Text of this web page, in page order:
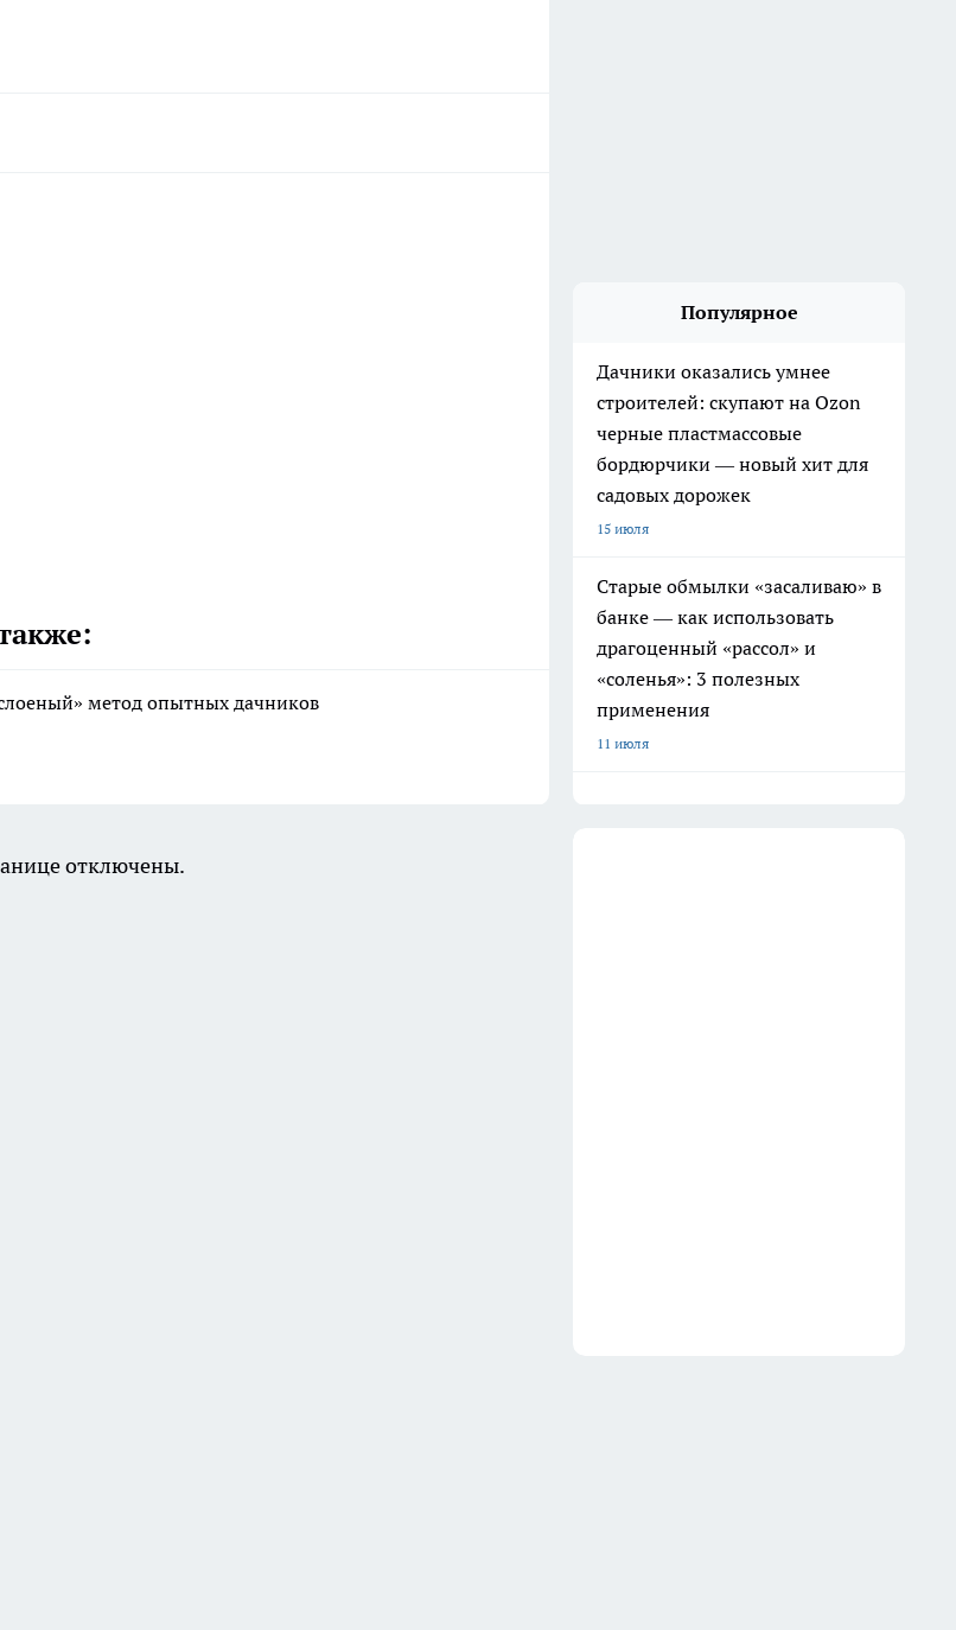
метод опытных дачников
Популярное
Дачники оказались умнее
строителей: скупают на Ozon
черные пластмассовые
бордюрчики — новый хит для
садовых дорожек
15 июля
Старые обмылки «засаливаю» в
банке — как использовать
драгоценный «рассол» и
«соленья»: 3 полезных
применения
11 июля
отключены.